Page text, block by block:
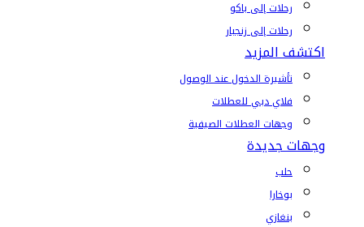
رحلات إلى باكو
رحلات إلى زنجبار
اكتشف المزيد
تأشيرة الدخول عند الوصول
فلاي دبي للعطلات
وجهات العطلات الصيفية
وجهات جديدة
حلب
بوخارا
بنغازي